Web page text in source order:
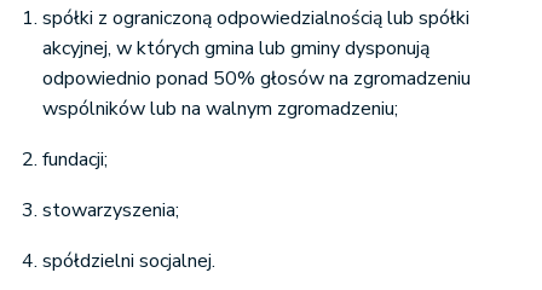
spółki z ograniczoną odpowiedzialnością lub spółki
akcyjnej, w których gmina lub gminy dysponują
odpowiednio ponad 50% głosów na zgromadzeniu
wspólników lub na walnym zgromadzeniu;
fundacji;
stowarzyszenia;
spółdzielni socjalnej.